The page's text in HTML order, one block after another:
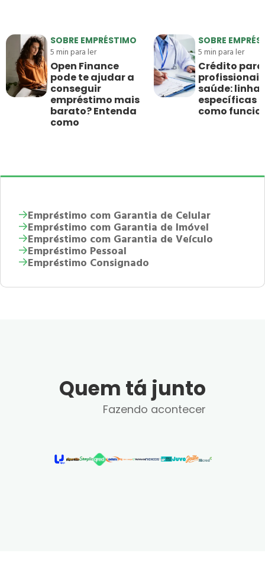
SOBRE EMPRÉSTIMO
5min para ler
Open Finance
pode te ajudar a
conseguir
empréstimo mais
barato? Entenda
como
SOBRE
5min para ler
Crédito para
saúde: linhas
específicas e
como
Empréstimo com Garantia de Celular
Empréstimo com Garantia de Imóvel
Empréstimo com Garantia de Veículo
Empréstimo Pessoal
Empréstimo Consignado
Quem tá junto
Fazendo acontecer